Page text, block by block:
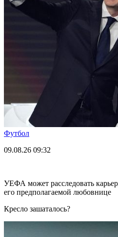
Футбол
09.08.26 09:32
УЕФА может расследовать
его предполагаемой любовнице
Кресло зашаталось?